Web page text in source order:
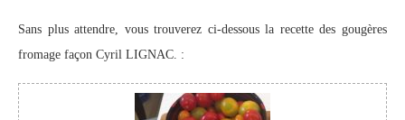
Sans plus attendre, vous trouverez ci-dessous la recette des gougères
fromage façon Cyril LIGNAC. :